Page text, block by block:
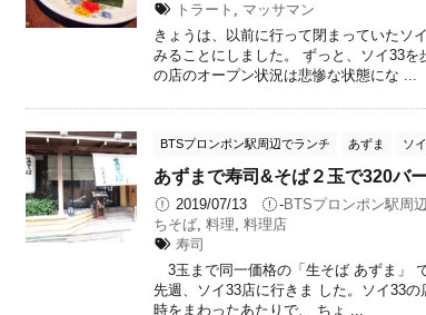
トラート , マッサマン
きょうは、以前に行って閉まっていたソ
みることにしました。 ずっと、ソイ33
の店のオープン状況は悲惨な状態にな ...
BTSプロンポン駅周辺でランチ あずま ソ
あずまで寿司&そば２玉で320バ
2019/07/13 -BTSプロンポン駅周
ちそば, 料理, 料理店
寿司
3玉まで同一価格の「生そば あずま」
先週、ソイ33店に行きま した。ソイ33
時をまわったあたりで、 ちょ ...